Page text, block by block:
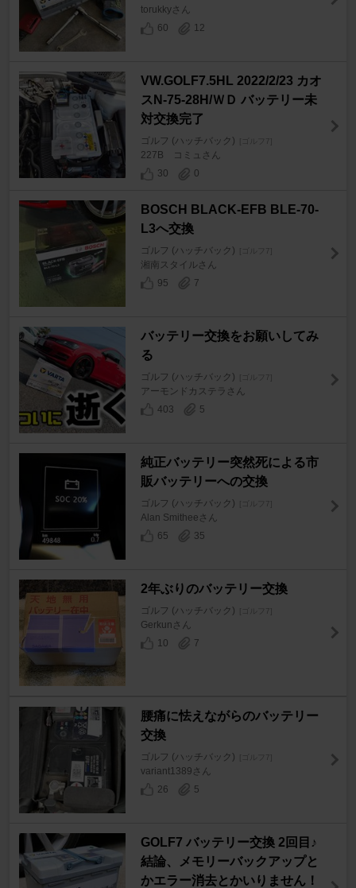
torukkyさん
60
12
VW.GOLF7.5HL 2022/2/23 カオ
スN-75-28H/ＷＤ バッテリー未
対交換完了
ゴルフ (ハッチバック) [ゴルフ7]
227B コミュさん
30
0
BOSCH BLACK-EFB BLE-70-
L3へ交換
ゴルフ (ハッチバック) [ゴルフ7]
湘南スタイルさん
95
7
バッテリー交換をお願いしてみ
る
ゴルフ (ハッチバック) [ゴルフ7]
アーモンドカステラさん
403
5
純正バッテリー突然死による市
販バッテリーへの交換
ゴルフ (ハッチバック) [ゴルフ7]
Alan Smitheeさん
65
35
2年ぶりのバッテリー交換
ゴルフ (ハッチバック) [ゴルフ7]
Gerkunさん
10
7
腰痛に怯えながらのバッテリー
交換
ゴルフ (ハッチバック) [ゴルフ7]
variant1389さん
26
5
GOLF7 バッテリー交換 2回目♪
結論、メモリーバックアップと
かエラー消去とかいりません！